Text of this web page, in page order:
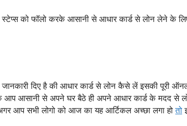
स्टेप्स को फॉलो करके आसानी से आधार कार्ड से लोन लेने के
दिए है की आधार कार्ड से लोन कैसे लें इसकी पूरी
आप आसानी से अपने घर बैठे ही अपने आधार कार्ड के मदद
आप सभी लोगो को आज का यह आर्टिकल अच्छा लगा होतो